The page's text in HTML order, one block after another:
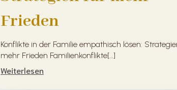
Frieden
Konflikte in der Familie empathisch lösen:
mehr Frieden Familienkonflikte[…]
Weiterlesen